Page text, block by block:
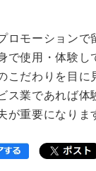
モーション
で使用・体験
こだわりを目
ス業であれば
が重要になりま